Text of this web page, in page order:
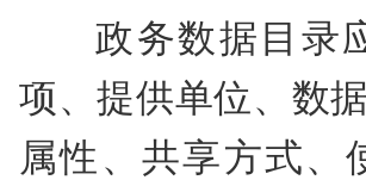
政务数据目录
项、提供单位、数
属性、共享方式、